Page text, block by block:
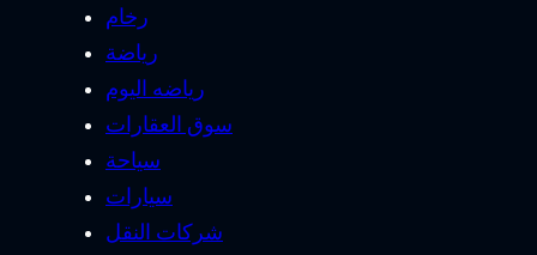
رخام
رياضة
رياضه اليوم
سوق العقارات
سياحة
سيارات
شركات النقل